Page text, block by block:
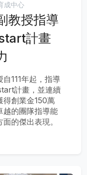
成中心
教授指導
計畫
111年起，指導
計畫，並連續
得創業金150萬
越的團隊指導能
的傑出表現。